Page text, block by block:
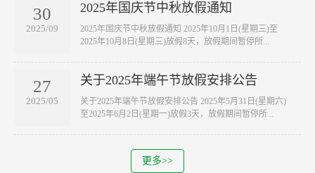
30
2025/09
2025年国庆节中秋放假通知
2025年国庆节中秋放假通知 2025年10月1日(星期三)至
2025年10月8日(星期三)放假8天，放假期间暂停所...
27
2025/05
关于2025年端午节放假安排公告
关于2025年端午节放假安排公告 2025年5月31日(星期六)
至2025年6月2日(星期一)放假3天，放假期间暂停所...
更多>>